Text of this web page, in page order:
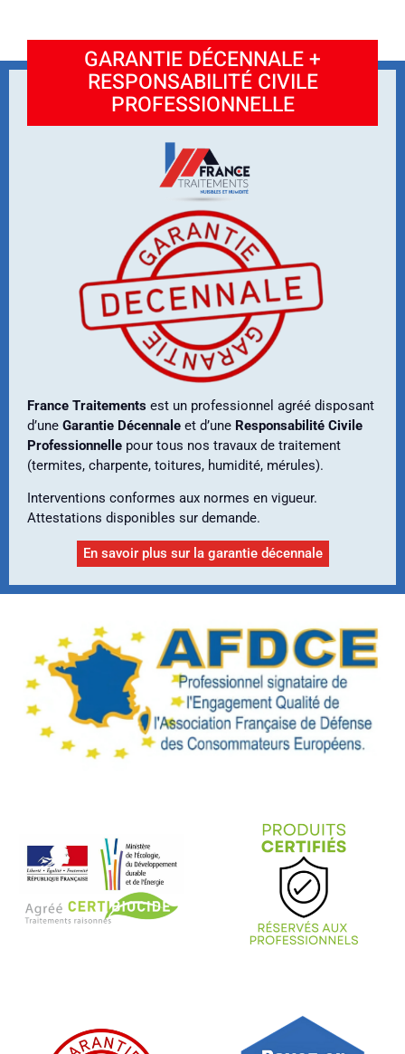
GARANTIE DÉCENNALE +
RESPONSABILITÉ CIVILE
PROFESSIONNELLE
France Traitements est un professionnel agréé disposant
d’une Garantie Décennale et d’une Responsabilité Civile
Professionnelle pour tous nos travaux de traitement
(termites, charpente, toitures, humidité, mérules).
Interventions conformes aux normes en vigueur.
Attestations disponibles sur demande.
En savoir plus sur la garantie décennale